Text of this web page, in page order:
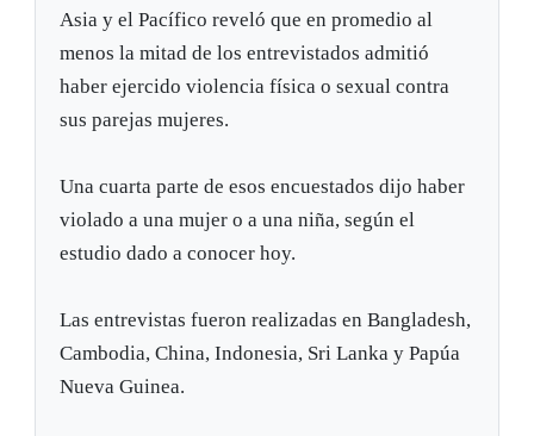
Asia y el Pacífico reveló que en promedio al
menos la mitad de los entrevistados admitió
haber ejercido violencia física o sexual contra
sus parejas mujeres.
Una cuarta parte de esos encuestados dijo haber
violado a una mujer o a una niña, según el
estudio dado a conocer hoy.
Las entrevistas fueron realizadas en Bangladesh,
Cambodia, China, Indonesia, Sri Lanka y Papúa
Nueva Guinea.